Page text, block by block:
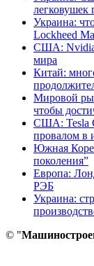
легковушек
Украина:
Lockheed
США: Nvidia
мира
Китай:
Мировой
чтобы
США: Tesla
провалом в
Южная
поколения”
Европа:
РЭБ
Украина:
© "